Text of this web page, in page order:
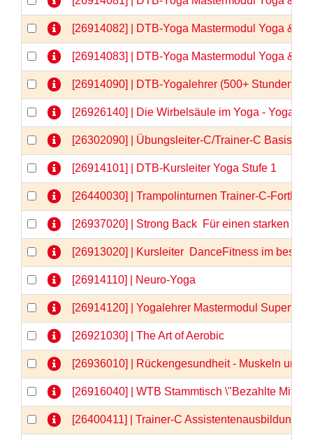
[26914082] | DTB-Yoga Mastermodul Yoga &
[26914083] | DTB-Yoga Mastermodul Yoga &
[26914090] | DTB-Yogalehrer (500+ Stunden)
[26926140] | Die Wirbelsäule im Yoga -
[26302090] | Übungsleiter-C/Trainer-C
[26914101] | DTB-Kursleiter Yoga Stufe 1
[26440030] | Trampolinturnen Trainer-C-
[26937020] | Strong Back  Für einen starken
[26913020] | Kursleiter  DanceFitness im
[26914110] | Neuro-Yoga
[26914120] | Yogalehrer Mastermodul
[26921030] | The Art of Aerobic
[26936010] | Rückengesundheit - Muskeln und
[26916040] | WTB Stammtisch \"Bezahlte
[26400411] | Trainer-C Assistentenausbildung,